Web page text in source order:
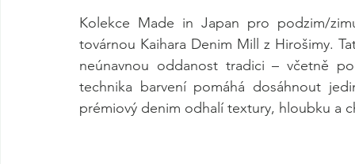
Kolekce Made in Japan pro podzim/
továrnou Kaihara Denim Mill z Hirošimy.
neúnavnou oddanost tradici – včetně
technika barvení pomáhá dosáhnout
prémiový denim odhalí textury, hloubku a